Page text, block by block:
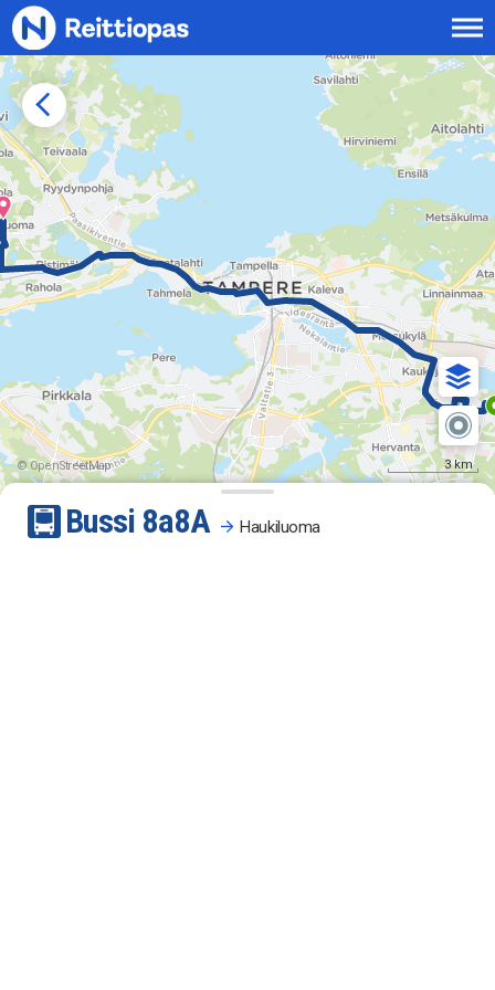
Siirry sisältöön
© OpenStreetMap 3 km
Bussi 8a8A Haukiluoma